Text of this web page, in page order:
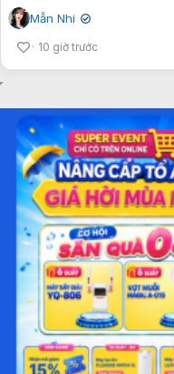
Mẫn Nhi ✔
10 giờ trước